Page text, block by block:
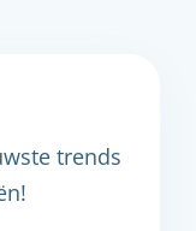
trends